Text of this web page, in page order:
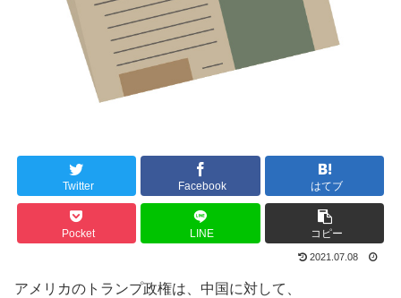
Twitter Facebook はてブ
Pocket LINE コピー
2021.07.08
アメリカのトランプ政権は、中国に対して、